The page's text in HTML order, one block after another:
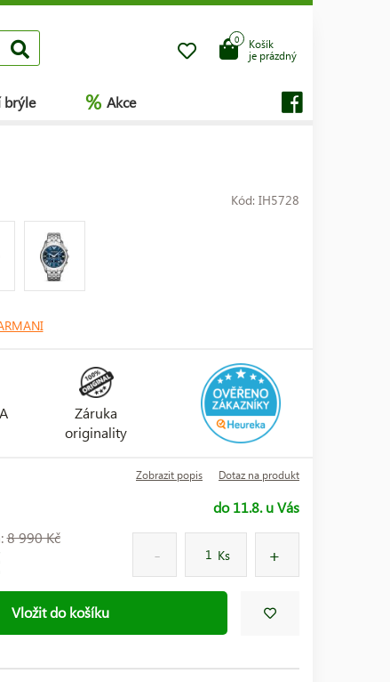
Košík
je prázdný
0
brýle % Akce
Kód: IH5728
Záruka
originality
Zobrazit popis Dotaz na produkt
do 11.8. u Vás
8 990 Kč
Ks
Vložit do košíku